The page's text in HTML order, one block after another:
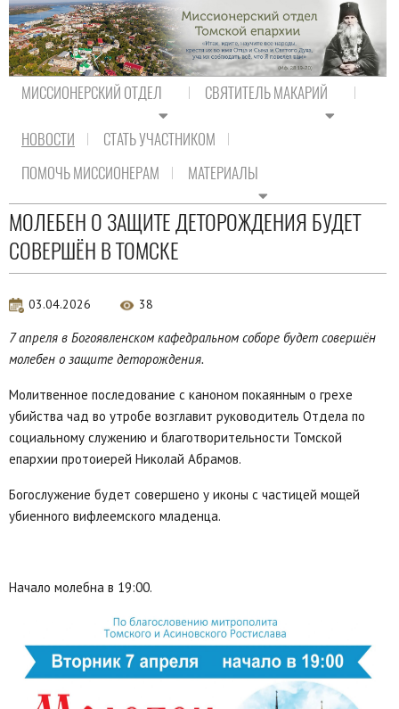
МИССИОНЕРСКИЙ ОТДЕЛ СВЯТИТЕЛЬ МАКАРИЙ
НОВОСТИ
СТАТЬ УЧАСТНИКОМ
ПОМОЧЬ МИССИОНЕРАМ
МАТЕРИАЛЫ
Новости епархии
МОЛЕБЕН О ЗАЩИТЕ ДЕТОРОЖДЕНИЯ БУДЕТ
СОВЕРШЁН В ТОМСКЕ
03.04.2026 38
7 апреля в Богоявленском кафедральном соборе будет совершён
молебен о защите деторождения.
Молитвенное последование с каноном покаянным о грехе
убийства чад во утробе возглавит руководитель Отдела по
социальному служению и благотворительности Томской
епархии протоиерей Николай Абрамов.
Богослужение будет совершено у иконы с частицей мощей
убиенного вифлеемского младенца.
Начало молебна в 19:00.